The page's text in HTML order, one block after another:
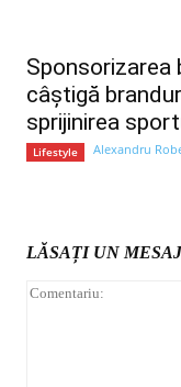
Sponsorizarea
câștigă
sprijinirea
Lifestyle Alexandru
LĂSAȚI UN MESAJ